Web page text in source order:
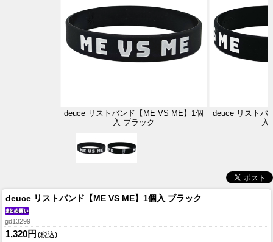
deuce リストバンド【ME VS ME】1個
入 ブラック
deuce リストバ
入
deuce リストバンド【ME VS ME】1個入 ブラック
gd13299
1,320円 (税込)